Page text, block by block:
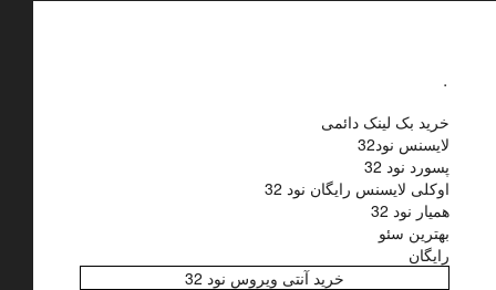
خرید بک لینک دائمی
لایسنس نود32
پسورد نود 32
اوکلی لایسنس رایگان نود 32
همیار نود 32
بهترین سئو
رایگان
خرید آنتی ویروس نود 32